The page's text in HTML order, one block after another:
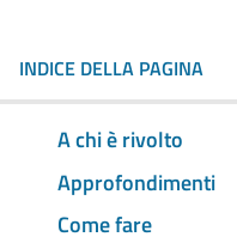
INDICE DELLA PAGINA
A chi è rivolto
Approfondimenti
Come fare